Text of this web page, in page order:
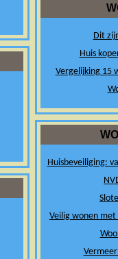
Dit
Huis
Vergelijking 15
Huisbeveiliging:
Veilig wonen